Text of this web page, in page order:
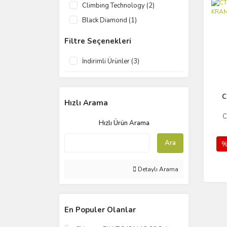
Climbing Technology (2)
Black Diamond (1)
Filtre Seçenekleri
İndirimli Ürünler (3)
Hızlı Arama
Hızlı Ürün Arama
Ara
Detaylı Arama
En Populer Olanlar